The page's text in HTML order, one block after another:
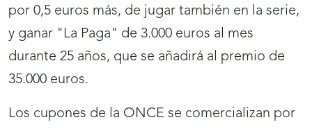
por 0,5 euros más, de jugar también en la serie,
y ganar "La Paga" de 3.000 euros al mes
durante 25 años, que se añadirá al premio de
35.000 euros.
Los cupones de la ONCE se comercializan por